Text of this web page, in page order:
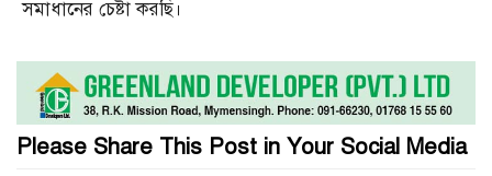
সমাধানের চেষ্টা করছি।
Please Share This Post in Your Social Media